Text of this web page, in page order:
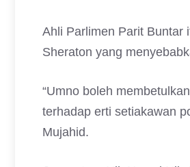
Ahli Parlimen Parit Buntar
Sheraton yang
“Umno boleh
terhadap erti setiakawan
Mujahid.